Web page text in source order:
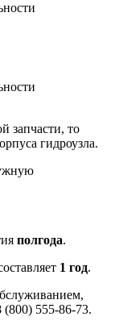
запчасти, то
гидроузла.
полгода.
1 год.
555-86-73.